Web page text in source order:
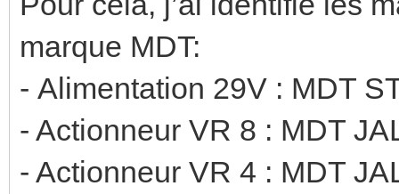
marque MDT:
- Alimentation 29V : MDT
- Actionneur VR 8 : MDT
- Actionneur VR 4 : MDT